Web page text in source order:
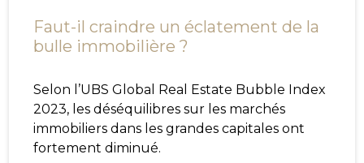
Faut-il craindre un éclatement de la
bulle immobilière ?
Selon l’UBS Global Real Estate Bubble Index
2023, les déséquilibres sur les marchés
immobiliers dans les grandes capitales ont
fortement diminué.